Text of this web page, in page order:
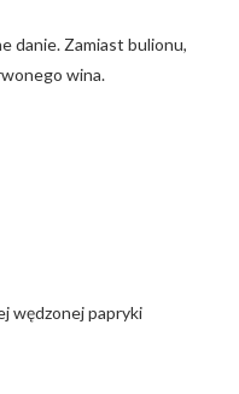
danie. Zamiast bulionu,
wina.
wędzonej papryki